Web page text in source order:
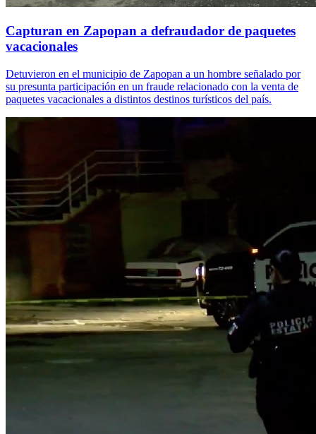
Capturan en Zapopan a defraudador de paquetes
vacacionales
Detuvieron en el municipio de Zapopan a un hombre señalado por
su presunta participación en un fraude relacionado con la venta de
paquetes vacacionales a distintos destinos turísticos del país.